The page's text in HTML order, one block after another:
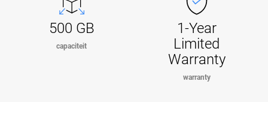
500 GB
capaciteit
1-Year
Limited
Warranty
warranty